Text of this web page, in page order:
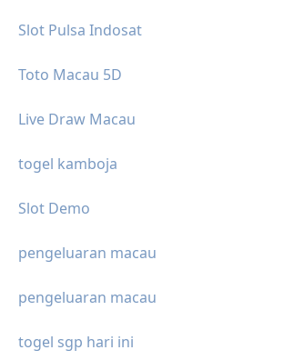
Slot Pulsa Indosat
Toto Macau 5D
Live Draw Macau
togel kamboja
Slot Demo
pengeluaran macau
pengeluaran macau
togel sgp hari ini